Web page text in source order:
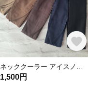
1,500円